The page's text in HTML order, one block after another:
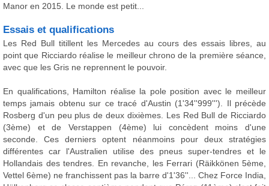
Manor en 2015. Le monde est petit...
Essais et qualifications
Les Red Bull titillent les Mercedes au cours des essais libres, au
point que Ricciardo réalise le meilleur chrono de la première séance,
avec que les Gris ne reprennent le pouvoir.
En qualifications, Hamilton réalise la pole position avec le meilleur
temps jamais obtenu sur ce tracé d'Austin (1'34''999'''). Il précède
Rosberg d'un peu plus de deux dixièmes. Les Red Bull de Ricciardo
(3ème) et de Verstappen (4ème) lui concèdent moins d'une
seconde. Ces derniers optent néanmoins pour deux stratégies
différentes car l'Australien utilise des pneus super-tendres et le
Hollandais des tendres. En revanche, les Ferrari (Räikkönen 5ème,
Vettel 6ème) ne franchissent pas la barre d'1'36''... Chez Force India,